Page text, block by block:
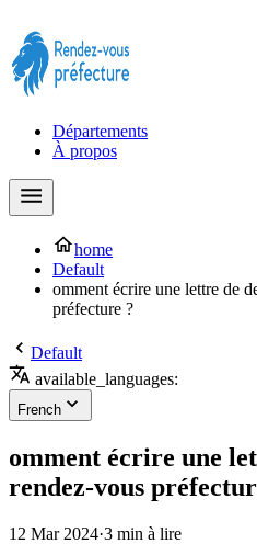
Départements
À propos
home
Default
omment écrire une lettre de
préfecture ?
Default
available_languages:
French
omment écrire une
rendez-vous
12 Mar 2024·3 min à lire